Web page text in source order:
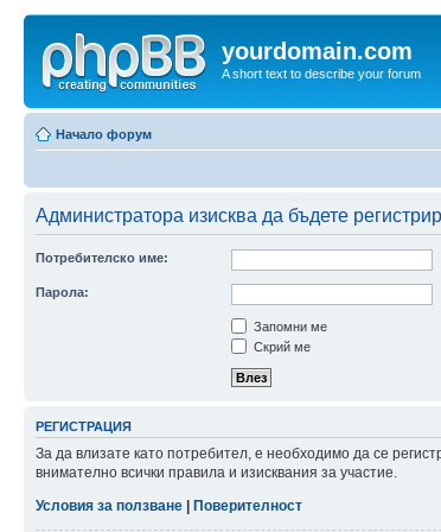
yourdomain.com
A short text to describe your forum
Начало форум
Администратора изисква да бъдете
Потребителско име:
Парола:
Запомни ме
Скрий ме
РЕГИСТРАЦИЯ
За да влизате като потребител, е необходимо да се
внимателно всички правила и изисквания за участие.
Условия за ползване
Поверителност